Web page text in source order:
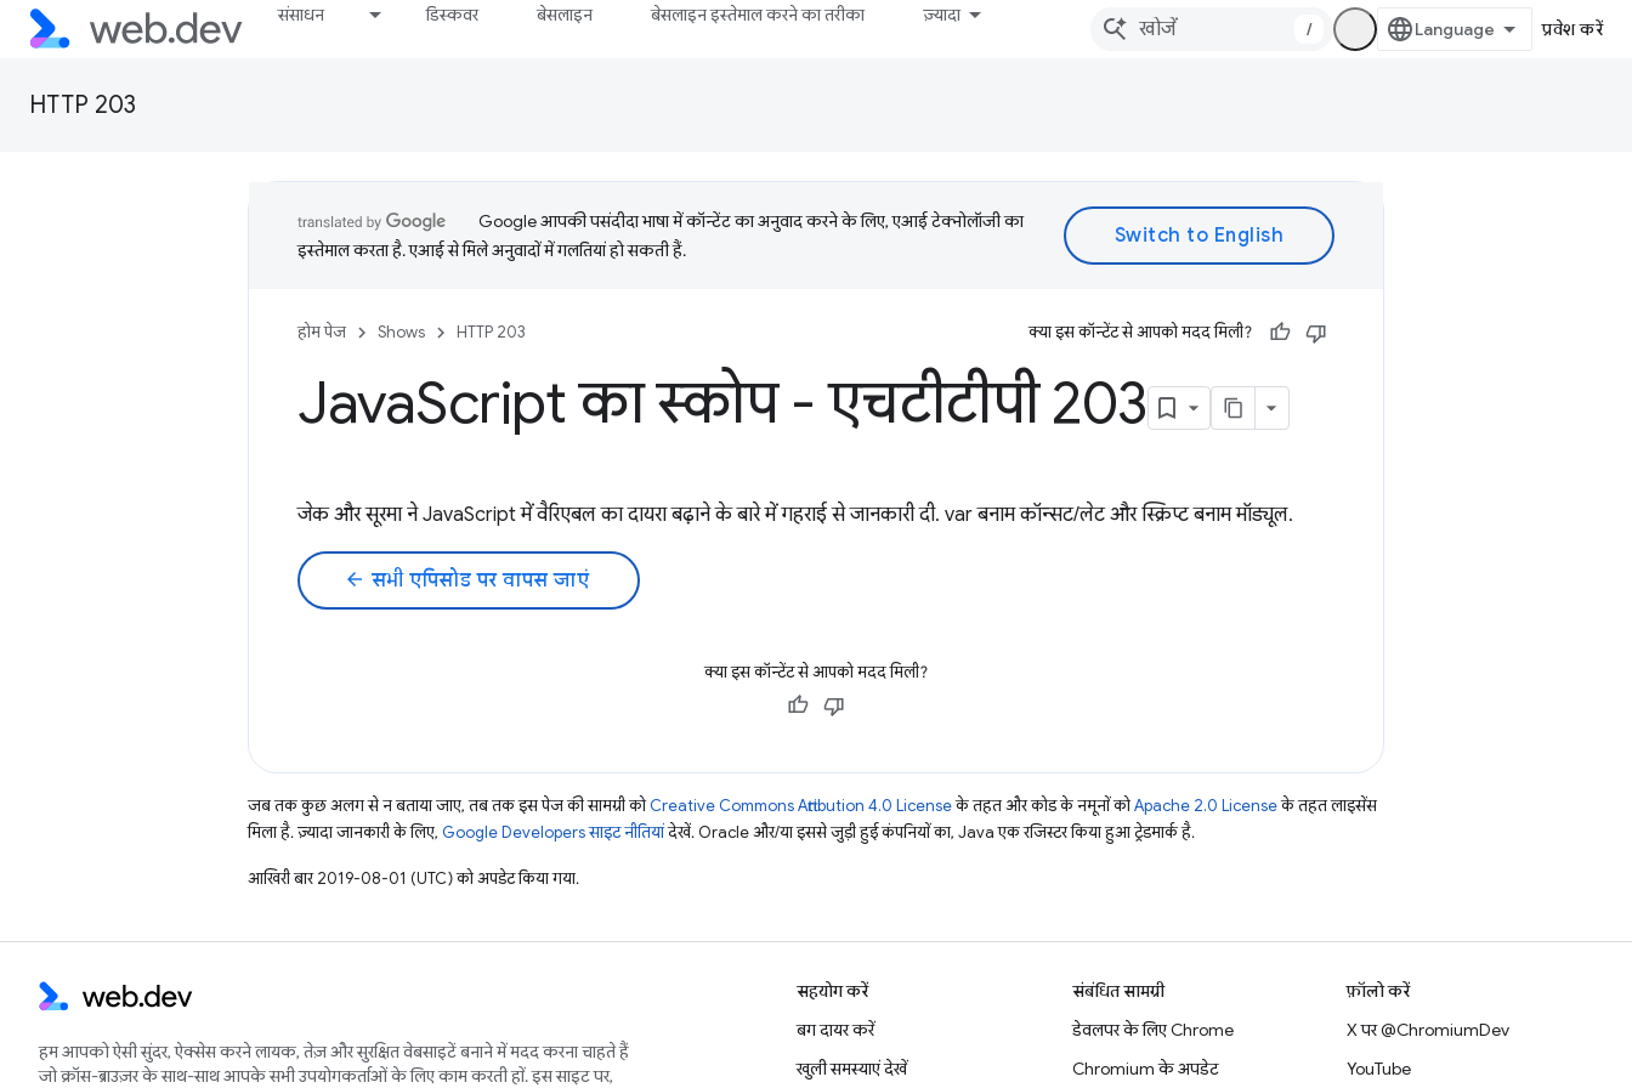
संसाधन डिस्कवर बेसलाइन बेसलाइन इस्तेमाल करने का तरीका ज़्यादा
/ प्रवेश करें
HTTP 203
Google आपकी पसंदीदा भाषा में कॉन्टेंट का अनुवाद करने के लिए, एआई टेक्नोलॉजी का
इस्तेमाल करता है. एआई से मिले अनुवादों में गलतियां हो सकती हैं.
होम पेज Shows HTTP 203 क्या इस कॉन्टेंट से आपको मदद मिली?
JavaScript का स्कोप - एचटीटीपी 203
जेक और सूरमा ने JavaScript में वैरिएबल का दायरा बढ़ाने के बारे में गहराई से जानकारी दी. var बनाम कॉन्सट/लेट और स्क्रिप्ट बनाम मॉड्यूल.
arrow_back सभी एपिसोड पर वापस जाएं
क्या इस कॉन्टेंट से आपको मदद मिली?
जब तक कुछ अलग से न बताया जाए, तब तक इस पेज की सामग्री कोCreative Commons Attribution 4.0 Licenseके तहत और कोड के नमूनों कोApache 2.0 Licenseके तहत लाइसेंस
मिला है. ज़्यादा जानकारी के लिए, Google Developers साइट नीतियांदेखें. Oracle और/या इससे जुड़ी हुई कंपनियों का, Java एक रजिस्टर किया हुआ ट्रेडमार्क है.
आखिरी बार 2019-08-01 (UTC) को अपडेट किया गया.
हम आपको ऐसी सुंदर, ऐक्सेस करने लायक, तेज़ और सुरक्षित वेबसाइटें बनाने में मदद करना चाहते हैं
जो क्रॉस-ब्राउज़र के साथ-साथ आपके सभी उपयोगकर्ताओं के लिए काम करती हों. इस साइट पर,
सहयोग करें
बग दायर करें
खुली समस्याएं देखें
संबंधित सामग्री
डेवलपर के लिए Chrome
Chromium के अपडेट
फ़ॉलो करें
X पर @ChromiumDev
YouTube